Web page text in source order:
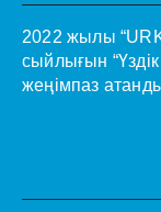
2022 жылы
сыйлығын
жеңімпаз